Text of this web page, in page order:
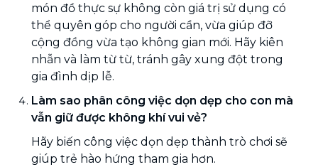
món đồ thực sự không còn giá trị sử dụng có
thể quyên góp cho người cần, vừa giúp đỡ
cộng đồng vừa tạo không gian mới. Hãy kiên
nhẫn và làm từ từ, tránh gây xung đột trong
gia đình dịp lễ.
Làm sao phân công việc dọn dẹp cho con mà
vẫn giữ được không khí vui vẻ?
Hãy biến công việc dọn dẹp thành trò chơi sẽ
giúp trẻ hào hứng tham gia hơn.